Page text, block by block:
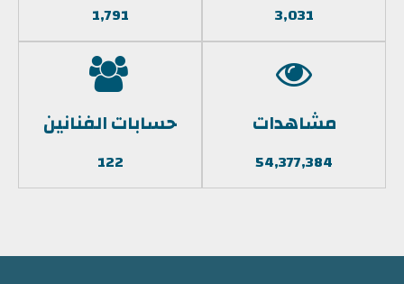
3,031
1,791
مشاهدات
54,377,384
حسابات الفنانين
122